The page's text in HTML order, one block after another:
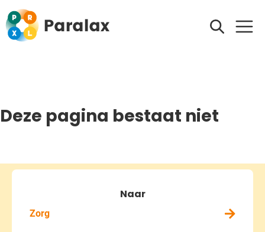
Deze pagina bestaat niet
Naar
Zorg